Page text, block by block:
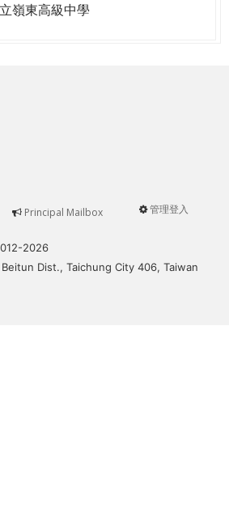
嶺東高級中學
User
管理登入
Principal Mailbox
2026
Dist., Taichung City 406, Taiwan